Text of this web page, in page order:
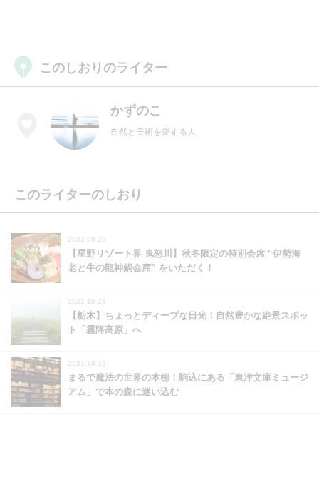
このしおりのライター
かずのこ
自然と美術を愛する人
このライターのしおり
2022-09-25
【星野リゾート界 鬼怒川】秋冬限定の特別会席 “伊勢海
老と牛の龍神鍋会席” をいただく！
2021-10-21
【栃木】ちょっとディープな日光！自然豊かな絶景スポッ
ト「霧降高原」へ
2021-10-19
まるで魔法の世界の本棚！駒込にある「東洋文庫ミュージ
アム」で本の森に迷い込む